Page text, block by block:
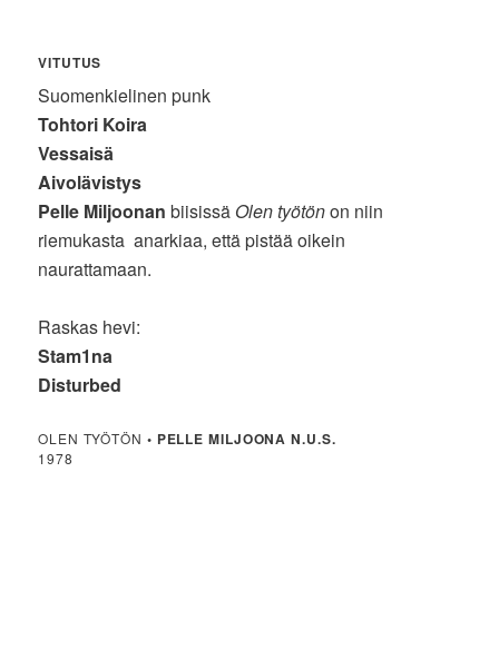
VITUTUS
Suomenkielinen punk
Tohtori Koira
Vessaisä
Aivolävistys
Pelle Miljoonan biisissä Olen työtönon niin
riemukasta anarkiaa, että pistää oikein
naurattamaan.
Raskas hevi:
Stam1na
Disturbed
OLEN TYÖTÖN • PELLE MILJOONA N.U.S.
1978